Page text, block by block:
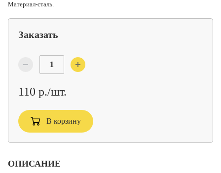
Материал-сталь.
Заказать
110 р./шт.
В корзину
ОПИСАНИЕ